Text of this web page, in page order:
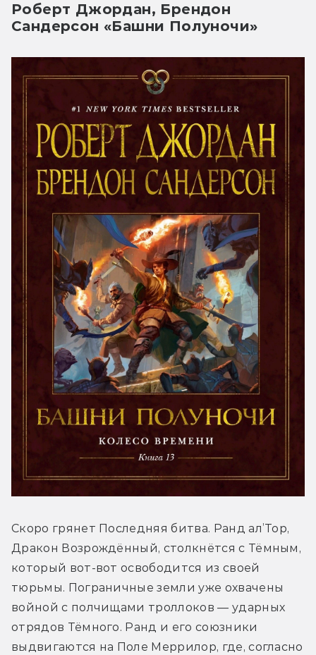
Роберт Джордан, Брендон
Сандерсон «Башни Полуночи»
Скоро грянет Последняя битва. Ранд ал’Тор,
Дракон Возрождённый, столкнётся с Тёмным,
который вот-вот освободится из своей
тюрьмы. Пограничные земли уже охвачены
войной с полчищами троллоков — ударных
отрядов Тёмного. Ранд и его союзники
выдвигаются на Поле Меррилор, где, согласно